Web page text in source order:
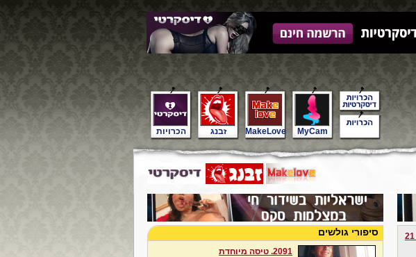
הכרויות זבנג MakeLove MyCam
סיפורי גולשים
2091. טיסה מיוחדת